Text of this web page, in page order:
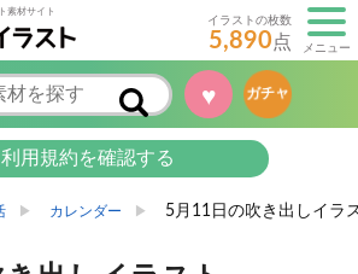
素材サイト
イラストの枚数
5,890点 メニュー
♥ ガチャ
利用規約を確認する
カレンダー 5月11日の吹き出しイラ